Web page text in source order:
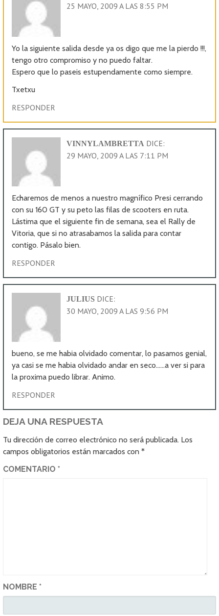
25 MAYO, 2009 A LAS 8:55 PM
Yo la siguiente salida desde ya os digo que me la pierdo !!!,
tengo otro compromiso y no puedo faltar.
Espero que lo paseis estupendamente como siempre.
Txetxu
RESPONDER
VINNYLAMBRETTA DICE:
29 MAYO, 2009 A LAS 7:11 PM
Echaremos de menos a nuestro magnífico Presi cerrando
con su 160 GT y su peto las filas de scooters en ruta.
Lástima que el siguiente fin de semana, sea el Rally de
Vitoria, que si no atrasabamos la salida para contar
contigo. Pásalo bien.
RESPONDER
JULIUS DICE:
30 MAYO, 2009 A LAS 9:56 PM
bueno, se me habia olvidado comentar, lo pasamos genial,
ya casi se me habia olvidado andar en seco……a ver si para
la proxima puedo librar. Animo.
RESPONDER
DEJA UNA RESPUESTA
Tu dirección de correo electrónico no será publicada. Los
campos obligatorios están marcados con*
COMENTARIO*
NOMBRE*